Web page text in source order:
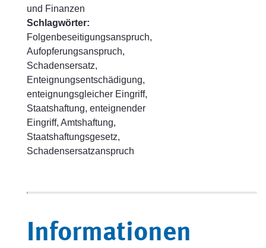
und Finanzen
Schlagwörter:
Folgenbeseitigungsanspruch,
Aufopferungsanspruch,
Schadensersatz,
Enteignungsentschädigung,
enteignungsgleicher Eingriff,
Staatshaftung, enteignender
Eingriff, Amtshaftung,
Staatshaftungsgesetz,
Schadensersatzanspruch
Informationen